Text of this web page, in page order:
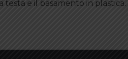
testa e il basamento in plastica.